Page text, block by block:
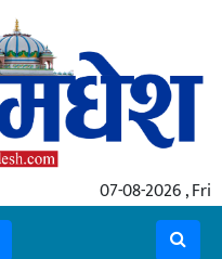
07-08-2026 , Fri